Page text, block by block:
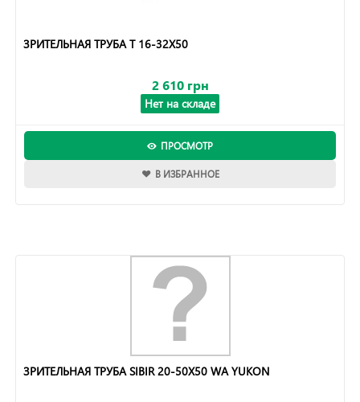
ЗРИТЕЛЬНАЯ ТРУБА T 16-32X50
2 610 грн
Нет на складе
ПРОСМОТР
В ИЗБРАННОЕ
ЗРИТЕЛЬНАЯ ТРУБА SIBIR 20-50Х50 WA YUKON